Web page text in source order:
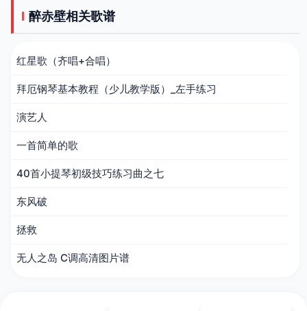
醉赤壁相关歌谱
红星歌（齐唱+合唱）
拜厄钢琴基本教程（少儿教学版）_左手练习
演艺人
一首简单的歌
40首小提琴初级技巧练习曲之七
东风破
拯救
无人之岛 C调高清图片谱